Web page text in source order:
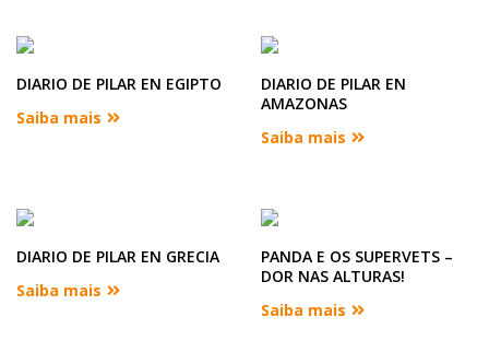
DIARIO DE PILAR EN EGIPTO
Saiba mais
DIARIO DE PILAR EN
AMAZONAS
Saiba mais
DIARIO DE PILAR EN GRECIA
Saiba mais
PANDA E OS SUPERVETS –
DOR NAS ALTURAS!
Saiba mais